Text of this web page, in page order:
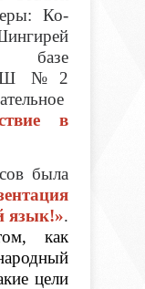
Ко-
базе
№2
в
была
язык!».
как
цели